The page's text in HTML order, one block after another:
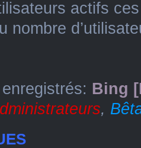
actifs
nombre
Bing
,